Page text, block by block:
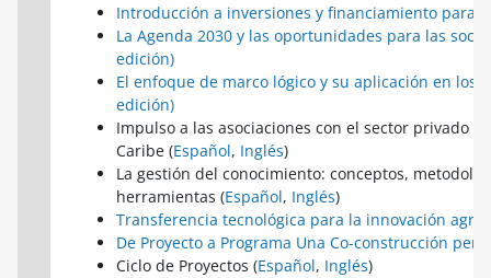
Introducción a inversiones y financiamiento para
La Agenda 2030 y las oportunidades para las
edición)
El enfoque de marco lógico y su aplicación en los
edición)
Impulso a las asociaciones con el sector privado
Caribe (Español, Inglés)
La gestión del conocimiento: conceptos,
herramientas (Español, Inglés)
Transferencia tecnológica para la innovación
De Proyecto a Programa Una Co-construcción
Ciclo de Proyectos (Español, Inglés)